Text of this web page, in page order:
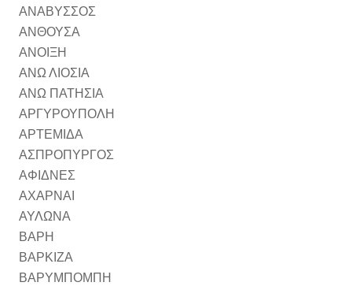
ΑΝΑΒΥΣΣΟΣ
ΑΝΘΟΥΣΑ
ΑΝΟΙΞΗ
ΑΝΩ ΛΙΟΣΙΑ
ΑΝΩ ΠΑΤΗΣΙΑ
ΑΡΓΥΡΟΥΠΟΛΗ
ΑΡΤΕΜΙΔΑ
ΑΣΠΡΟΠΥΡΓΟΣ
ΑΦΙΔΝΕΣ
ΑΧΑΡΝΑΙ
ΑΥΛΩΝΑ
ΒΑΡΗ
ΒΑΡΚΙΖΑ
ΒΑΡΥΜΠΟΜΠΗ